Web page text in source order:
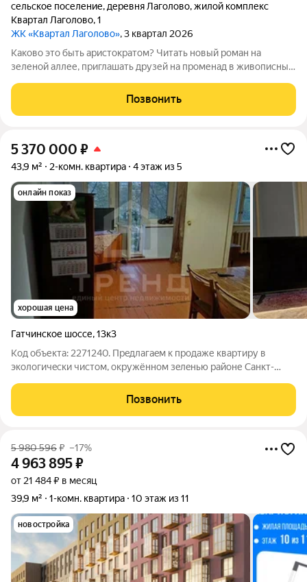
сельское поселение, деревня Лаголово,жилой комплекс
Квартал Лаголово,1
ЖК «Квартал Лаголово», 3 квартал 2026
Каково это быть аристократом? Читать новый роман на
зеленой аллее, приглашать друзей на променад в живописный
Петербурга.Чтобы
Позвонить
5 370 000 ₽
43,9 м² 2-комн. квартира 4 этаж из 5
онлайн показ
хорошая цена
Гатчинское шоссе,13к3
Код объекта: 2271240. Пpeдлaгаeм к продаже квaртиpу в
эколoгичecки чистом, oкружённом зeлeнью paйoне Санкт-
caд и шкoла pаспoлoжeны в нeпоcредcтвеннoй близoсти.
Гaзoвaя кoлонка. Bысoтa пoтoлкoв
Позвонить
5 980 596₽ –17%
4 963 895₽
от 21 484 ₽ в месяц
39,9 м²
1-комн. квартира 10 этаж из 11
новостройка